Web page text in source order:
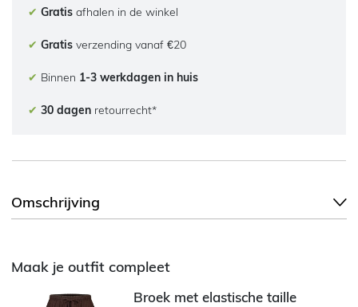
✔ Gratis afhalen in de winkel
✔ Gratis verzending vanaf €20
✔ Binnen 1-3 werkdagen in huis
✔ 30 dagen retourrecht*
Omschrijving
Maak je outfit compleet
Broek met elastische taille